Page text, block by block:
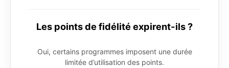
Les points de fidélité expirent-ils ?
Oui, certains programmes imposent une durée
limitée d’utilisation des points.